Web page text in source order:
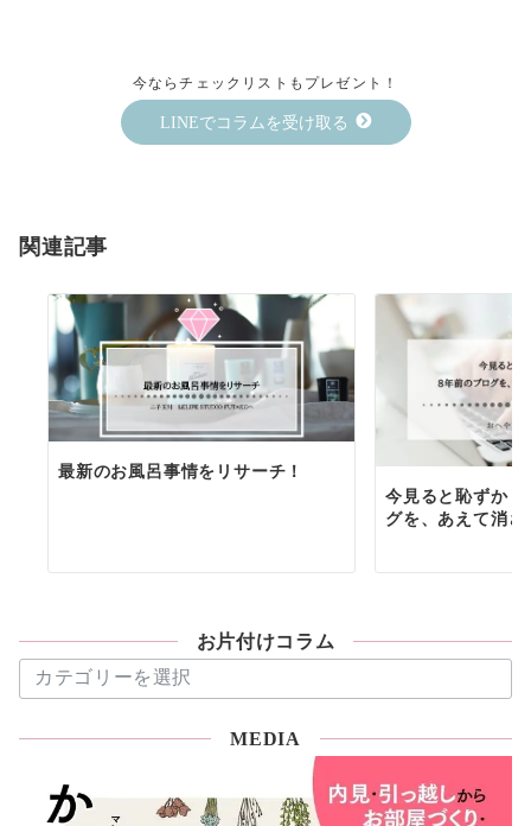
今ならチェックリストもプレゼント！
LINEでコラムを受け取る
関連記事
最新のお風呂事情をリサーチ！
今見ると恥ずか
グを、あえて消
お片付けコラム
片
MEDIA